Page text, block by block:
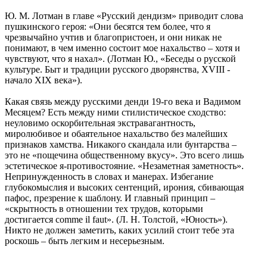
Ю. М. Лотман в главе «Русский дендизм» приводит слова
пушкинского героя: «Они бесятся тем более, что я
чрезвычайно учтив и благопристоен, и они никак не
понимают, в чем именно состоит мое нахальство – хотя и
чувствуют, что я нахал». (Лотман Ю., «Беседы о русской
культуре. Быт и традиции русского дворянства, XVIII -
начало XIX века»).
Какая связь между русскими денди 19-го века и Вадимом
Месяцем? Есть между ними стилистическое сходство:
неуловимо оскорбительная экстравагантность,
миролюбивое и обаятельное нахальство без малейших
признаков хамства. Никакого скандала или бунтарства –
это не «пощечина общественному вкусу». Это всего лишь
эстетическое я-противостояние. «Незаметная заметность».
Непринужденность в словах и манерах. Избегание
глубокомыслия и высоких сентенций, ирония, сбивающая
пафос, презрение к шаблону. И главный принцип –
«скрытность в отношении тех трудов, которыми
достигается comme il faut». (Л. Н. Толстой, «Юность»).
Никто не должен заметить, каких усилий стоит тебе эта
роскошь – быть легким и несерьезным.